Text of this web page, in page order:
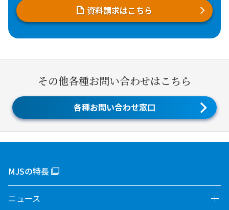
資料請求はこちら
その他各種お問い合わせはこちら
各種お問い合わせ窓口
MJSの特長
ニュース